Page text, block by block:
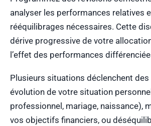
analyser les performances relatives
rééquilibrages nécessaires. Cette
dérive progressive de votre
l’effet des performances
Plusieurs situations déclenchent
évolution de votre situation
professionnel, mariage, naissance),
vos objectifs financiers, ou